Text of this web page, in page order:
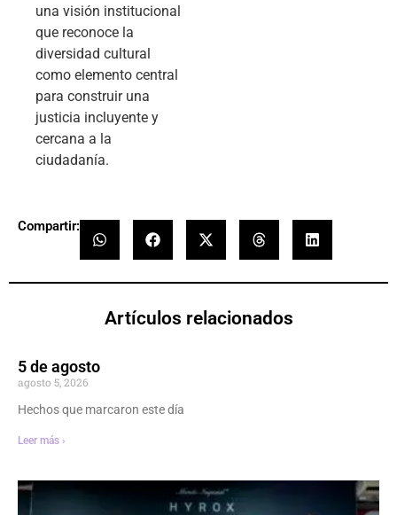
una visión institucional
que reconoce la
diversidad cultural
como elemento central
para construir una
justicia incluyente y
cercana a la
ciudadanía.
Compartir:
Artículos relacionados
5 de agosto
agosto 5, 2026
Hechos que marcaron este día
Leer más ›